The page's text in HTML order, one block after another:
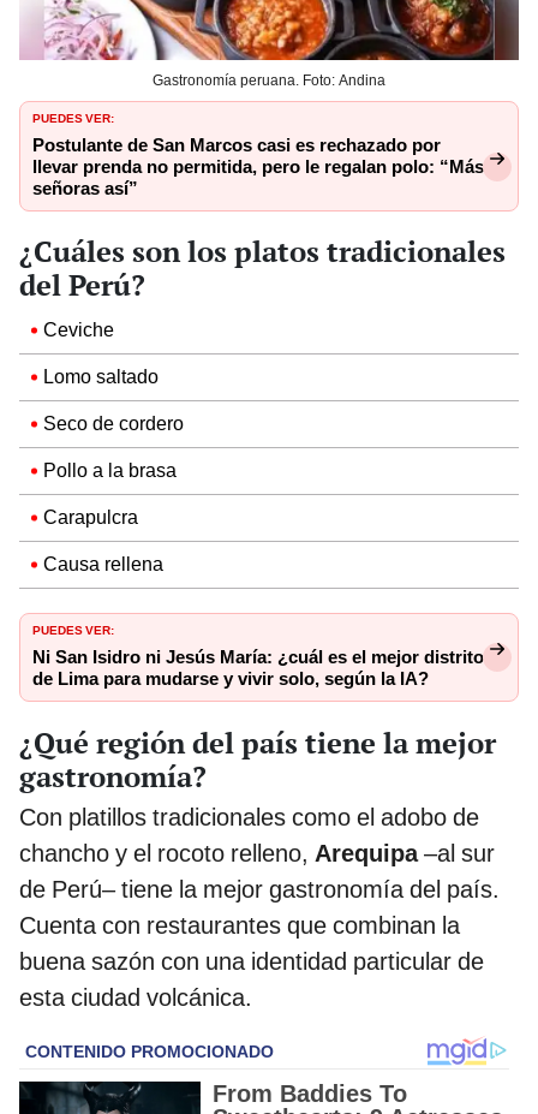
Gastronomía peruana. Foto: Andina
PUEDES VER:
Postulante de San Marcos casi es rechazado por
llevar prenda no permitida, pero le regalan polo: “Más
señoras así”
¿Cuáles son los platos tradicionales
del Perú?
Ceviche
Lomo saltado
Seco de cordero
Pollo a la brasa
Carapulcra
Causa rellena
PUEDES VER:
Ni San Isidro ni Jesús María: ¿cuál es el mejor distrito
de Lima para mudarse y vivir solo, según la IA?
¿Qué región del país tiene la mejor
gastronomía?
Con platillos tradicionales como el adobo de
chancho y el rocoto relleno, Arequipa–al sur
de Perú– tiene la mejor gastronomía del país.
Cuenta con restaurantes que combinan la
buena sazón con una identidad particular de
esta ciudad volcánica.